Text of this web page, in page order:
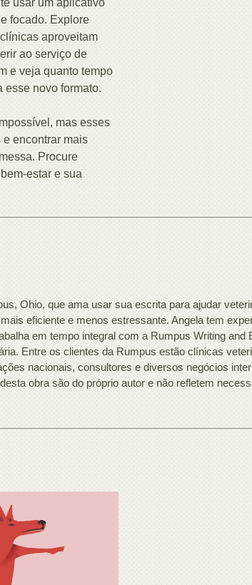
usar um aplicativo
focado. Explore
aproveitam
ao serviço de
e veja quanto tempo
esse novo formato.
mas esses
encontrar mais
Procure
estar e sua
Ohio, que ama usar sua escrita para ajudar
eficiente e menos estressante. Angela tem
em tempo integral com a Rumpus Writing and
Entre os clientes da Rumpus estão clínicas
nacionais, consultores e diversos negócios
obra são do próprio autor e não refletem